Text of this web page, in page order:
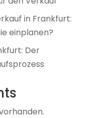
in Frankfurt:
einplanen?
Der